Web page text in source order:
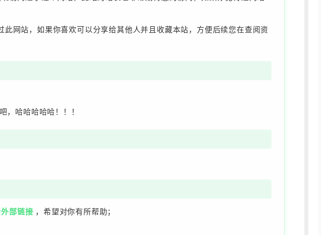
网站，如果你喜欢可以分享给其他人并且收藏本站，方便后续您在查阅资
，哈哈哈哈哈！！！
部链接 ，希望对你有所帮助；